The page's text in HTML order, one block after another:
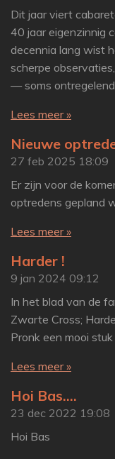
Dit jaar viert
40 jaar eigenzinnig
decennia lang wist
scherpe
— soms
Lees meer »
Nieuwe
27 feb 2025 18:09
Er zijn voor de
optredens gepland
Lees meer »
Harder !
9 jan 2024 09:12
In het blad van de
Zwarte Cross;
Pronk een mooi
Lees meer »
Hoi Bas....
23 dec 2022 19:08
Hoi Bas